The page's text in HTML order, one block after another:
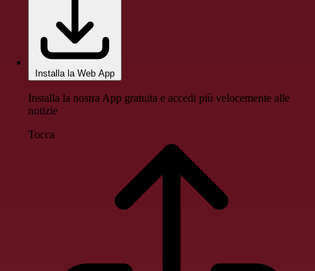
Installa la Web App
Installa la nostra App gratuita e accedi più velocemente alle
notizie
Tocca